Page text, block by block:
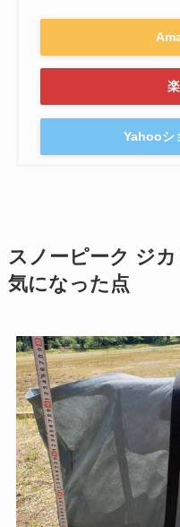
Yahooシ
スノーピーク ジ
気になった点